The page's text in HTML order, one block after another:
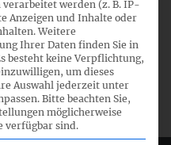
weiterhin
auch eine Stellungnahme
(Stellungnahmean
verarbeitet werden (z. B. IP-
Anzeigen und Inhalte oder
Weitere
Ihrer Daten finden Sie in
besteht keine Verpflichtung,
um dieses
Auswahl jederzeit unter
Bitte beachten Sie,
möglicherweise
verfügbar sind.